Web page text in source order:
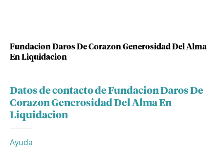
Fundacion Daros De Corazon Generosidad Del Alma
En Liquidacion
Datos de contacto de Fundacion Daros De
Corazon Generosidad Del Alma En
Liquidacion
Ayuda